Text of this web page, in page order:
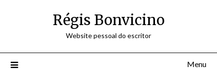
Régis Bonvicino
Website pessoal do escritor
Menu